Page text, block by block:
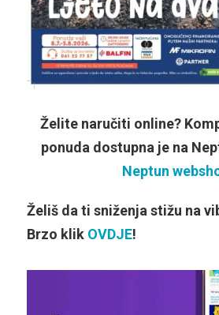
Želite naručiti online?
ponuda dostupna je na
Neptun
Želiš da ti sniženja stižu na
Brzo klik OVDJE!